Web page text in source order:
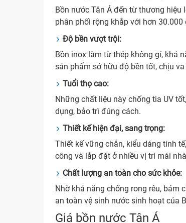
Bồn nước Tân Á đến từ thương
phân phối rộng khắp với hơn
Độ bền vượt trội:
Bồn inox làm từ thép không gỉ, khả
sản phẩm sở hữu độ bền tốt, chịu
Tuổi thọ cao:
Những chất liệu này chống tia UV
dụng, bảo trì đúng cách.
Thiết kế hiện đại, sang trọng:
Thiết kế vững chắn, kiểu dáng tinh
công và lắp đặt ở nhiều vị trí mái
Chất lượng an toàn cho sức khỏe:
Nhờ khả năng chống rong rêu,
an toàn vệ sinh nước sinh hoạt của
Giá bồn nước Tân Á